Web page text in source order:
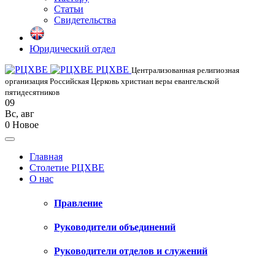
Статьи
Свидетельства
Юридический отдел
РЦХВЕ Централизованная религиозная
организация Российская Церковь христиан веры евангельской
пятидесятников
09
Вс, авг
0 Новое
Главная
Столетие РЦХВЕ
О нас
Правление
Руководители объединений
Руководители отделов и служений